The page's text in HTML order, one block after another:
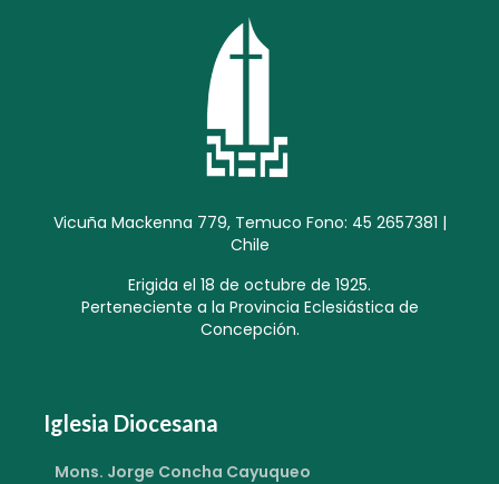
Vicuña Mackenna 779, Temuco Fono: 45 2657381 |
Chile
Erigida el 18 de octubre de 1925.
Perteneciente a la Provincia Eclesiástica de
Concepción.
Iglesia Diocesana
Mons. Jorge Concha Cayuqueo